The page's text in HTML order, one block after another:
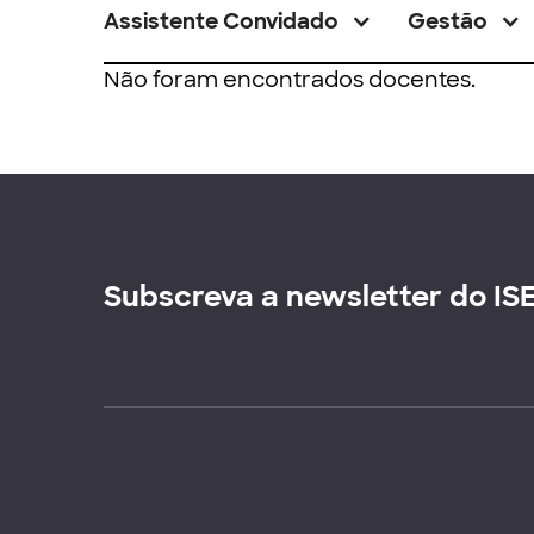
Assistente Convidado Gestão
Não foram encontrados docentes.
Subscreva a newsletter do